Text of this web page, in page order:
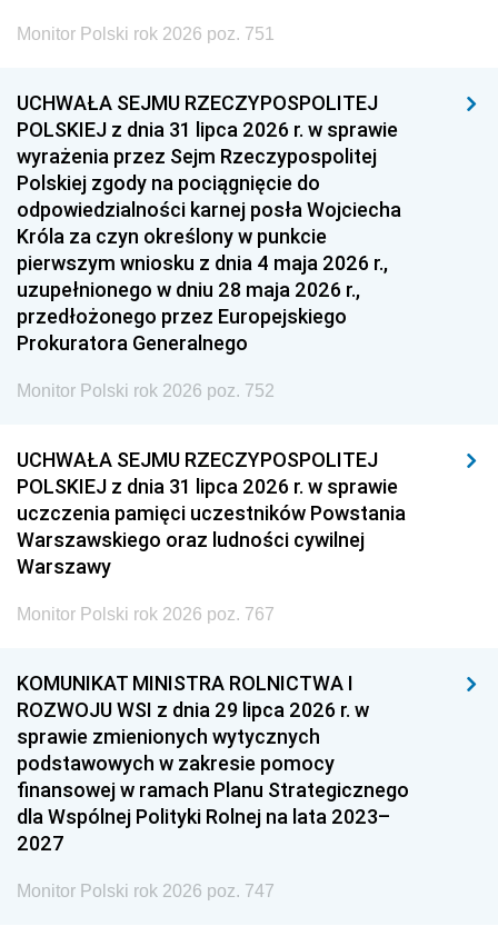
Monitor Polski rok 2026 poz. 751
UCHWAŁA SEJMU RZECZYPOSPOLITEJ
POLSKIEJ z dnia 31 lipca 2026 r. w sprawie
wyrażenia przez Sejm Rzeczypospolitej
Polskiej zgody na pociągnięcie do
odpowiedzialności karnej posła Wojciecha
Króla za czyn określony w punkcie
pierwszym wniosku z dnia 4 maja 2026 r.,
uzupełnionego w dniu 28 maja 2026 r.,
przedłożonego przez Europejskiego
Prokuratora Generalnego
Monitor Polski rok 2026 poz. 752
UCHWAŁA SEJMU RZECZYPOSPOLITEJ
POLSKIEJ z dnia 31 lipca 2026 r. w sprawie
uczczenia pamięci uczestników Powstania
Warszawskiego oraz ludności cywilnej
Warszawy
Monitor Polski rok 2026 poz. 767
KOMUNIKAT MINISTRA ROLNICTWA I
ROZWOJU WSI z dnia 29 lipca 2026 r. w
sprawie zmienionych wytycznych
podstawowych w zakresie pomocy
finansowej w ramach Planu Strategicznego
dla Wspólnej Polityki Rolnej na lata 2023–
2027
Monitor Polski rok 2026 poz. 747